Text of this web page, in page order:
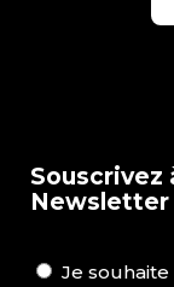
Souscrivez
Newsletter
Je